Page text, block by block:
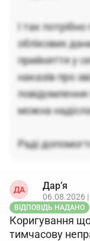
І так
облікових
прийняття у
наказів про
повідомлення
можна
Раді
ДА Дар’я
06.08.2026 |
ВІДПОВІДЬ НАДАНО
Коригування
тимчасову